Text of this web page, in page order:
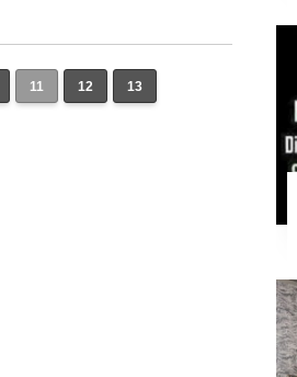
11 12 13